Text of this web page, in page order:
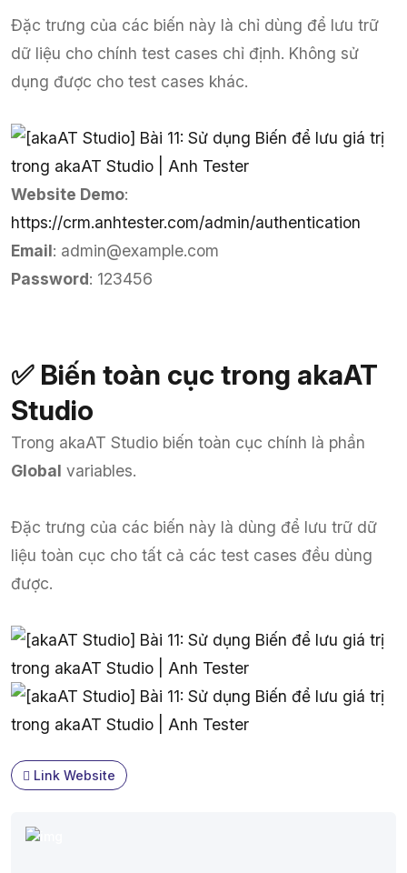
Đặc trưng của các biến này là chỉ dùng để lưu trữ
dữ liệu cho chính test cases chỉ định. Không sử
dụng được cho test cases khác.
Website Demo:
https://crm.anhtester.com/admin/authentication
Email: admin@example.com
Password: 123456
✅ Biến toàn cục trong akaAT
Studio
Trong akaAT Studio biến toàn cục chính là phần
Global variables.
Đặc trưng của các biến này là dùng để lưu trữ dữ
liệu toàn cục cho tất cả các test cases đều dùng
được.
Link Website